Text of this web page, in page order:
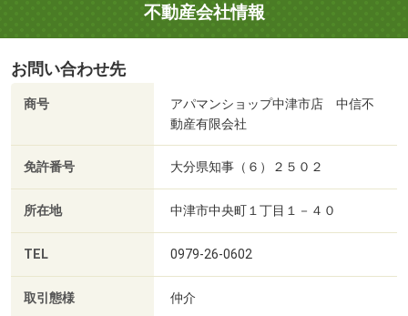
不動産会社情報
お問い合わせ先
商号
アパマンショップ中津市店 中信不
動産有限会社
免許番号 大分県知事（６）２５０２
所在地 中津市中央町１丁目１－４０
TEL 0979-26-0602
取引態様 仲介